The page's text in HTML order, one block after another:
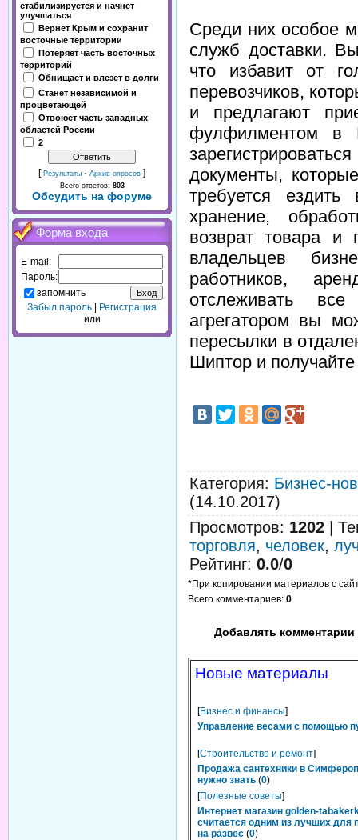
стабилизируется и начнет
улучшаться
Вернет Крым и сохранит
восточные территории
Потеряет часть восточных
территорий
Обнищает и влезет в долги
Станет независимой и
процветающей
Отвоюет часть западных
областей России
2
[ Результаты · Архив опросов ]
Всего ответов: 803
Обсудить на форуме
Форма входа
E-mail:
Пароль:
запомнить
Забыл пароль
Регистрация
или
Среди них особое
служб доставки.
что избавит от
перевозчиков,
и предлагают
фулфилментом в
документы,
требуется
хранение,
возврат товара и
владельцев
работников,
отслеживать
агрегатором вы
пересылки в
Шиптор и
Категория: Бизнес-
(14.10.2017)
Просмотров: 1202
торговля, человек,
Рейтинг: 0.0/0
*При копировании материалов с
Всего комментариев: 0
Добавлять комментарии
Новые материалы
[Бизнес и финансы]
Управление весами с помощью
[Строительство и ремонт]
Продажа сантехники в
нужно знать (0)
[Полезные советы]
Интернет магазин golden-
считается одним из лучших для
на развес (0)